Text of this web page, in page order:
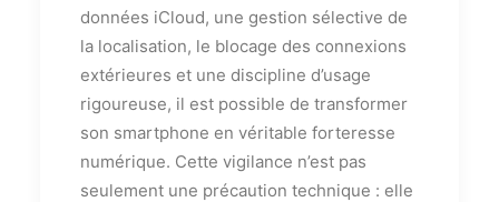
données iCloud, une gestion sélective de
la localisation, le blocage des connexions
extérieures et une discipline d’usage
rigoureuse, il est possible de transformer
son smartphone en véritable forteresse
numérique. Cette vigilance n’est pas
seulement une précaution technique : elle